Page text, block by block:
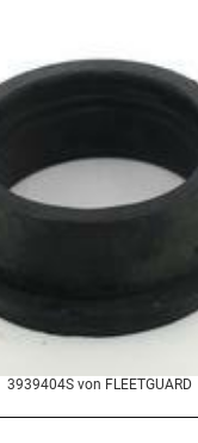
3939404S von FLEETGUARD